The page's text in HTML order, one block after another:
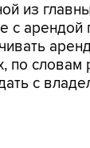
из
с
по словам
с